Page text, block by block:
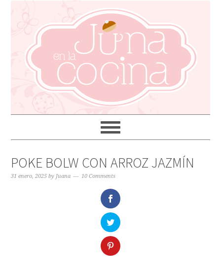
POKE BOLW CON ARROZ JAZMÍN
31 enero, 2025 by Juana 10 Comments